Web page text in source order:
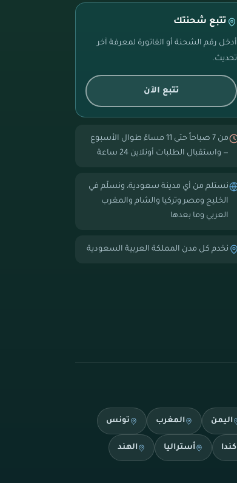
تتبع شحنتك
أدخل رقم الشحنة أو الفاتورة لمعرفة آخر
تحديث.
تتبع الآن
من 7 صباحاً حتى 11 مساءً طوال الأسبوع
— واستقبال الطلبات أونلاين 24 ساعة
نستلم من أي مدينة سعودية، ونسلّم في
الخليج ومصر وتركيا والشام والمغرب
العربي وما بعدها
نخدم كل مدن المملكة العربية السعودية
اليمن المغرب تونس
كندا أستراليا الهند